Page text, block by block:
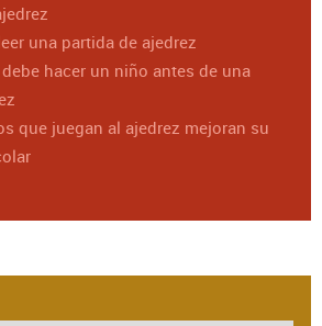
una partida de ajedrez
hacer un niño antes de una
que juegan al ajedrez mejoran su